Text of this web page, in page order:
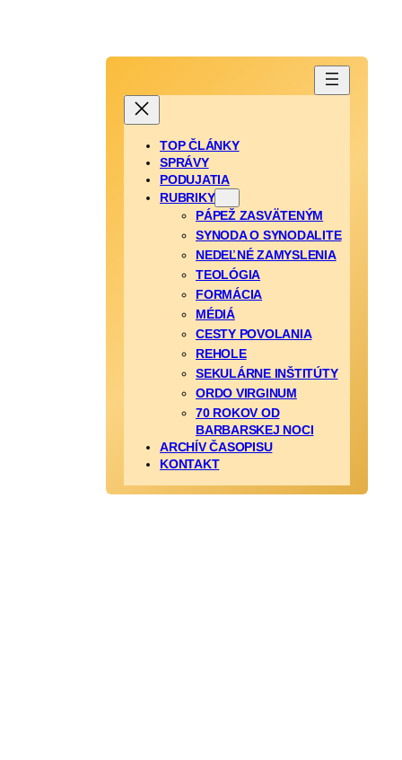
TOP ČLÁNKY
SPRÁVY
PODUJATIA
RUBRIKY
PÁPEŽ ZASVÄTENÝM
SYNODA O SYNODALITE
NEDEĽNÉ ZAMYSLENIA
TEOLÓGIA
FORMÁCIA
MÉDIÁ
CESTY POVOLANIA
REHOLE
SEKULÁRNE INŠTITÚTY
ORDO VIRGINUM
70 ROKOV OD
BARBARSKEJ NOCI
ARCHÍV ČASOPISU
KONTAKT